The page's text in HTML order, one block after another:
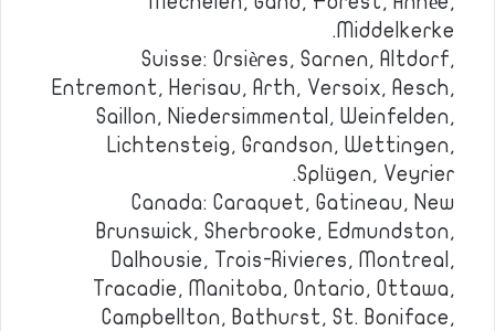
Middelkerke.
Suisse: Orsières, Sarnen, Altdorf,
Entremont, Herisau, Arth, Versoix, Aesch,
Saillon, Niedersimmental, Weinfelden,
Lichtensteig, Grandson, Wettingen,
Splügen, Veyrier.
Canada: Caraquet, Gatineau, New
Brunswick, Sherbrooke, Edmundston,
Dalhousie, Trois-Rivieres, Montreal,
Tracadie, Manitoba, Ontario, Ottawa,
Campbellton, Bathurst, St. Boniface,